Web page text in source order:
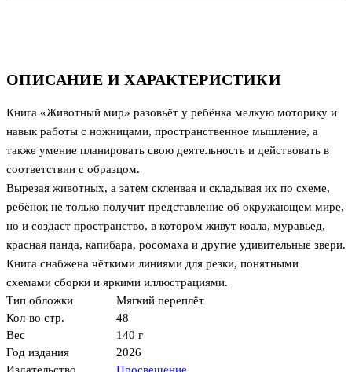
ОПИСАНИЕ И ХАРАКТЕРИСТИКИ
Книга «Животный мир» разовьёт у ребёнка мелкую моторику и
навык работы с ножницами, пространственное мышление, а
также умение планировать свою деятельность и действовать в
соответствии с образцом.
Вырезая животных, а затем склеивая и складывая их по схеме,
ребёнок не только получит представление об окружающем мире,
но и создаст пространство, в котором живут коала, муравьед,
красная панда, капибара, росомаха и другие удивительные звери.
Книга снабжена чёткими линиями для резки, понятными
схемами сборки и яркими иллюстрациями.
Тип обложки
Мягкий переплёт
Кол-во стр.
48
Вес
140 г
Год издания
2026